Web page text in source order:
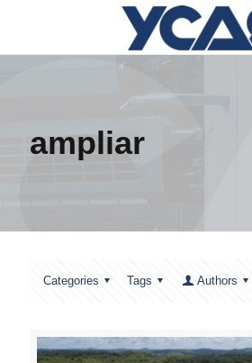
ampliar
Categories Tags Authors